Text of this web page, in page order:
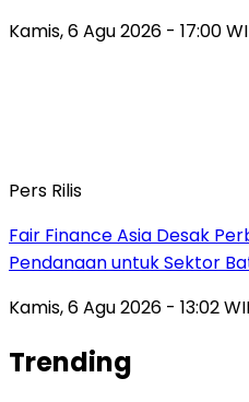
Kamis, 6 Agu 2026 - 17:00
Pers Rilis
Fair Finance Asia Desak
Pendanaan untuk Sektor
Kamis, 6 Agu 2026 - 13:02
Trending